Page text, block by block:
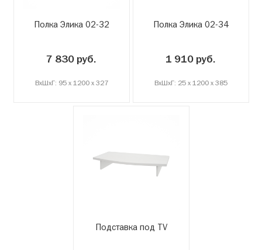
Полка Элика 02-32
7 830 руб.
ВxШxГ: 95 x 1200 x 327
Полка Элика 02-34
1 910 руб.
ВxШxГ: 25 x 1200 x 385
Подставка под TV